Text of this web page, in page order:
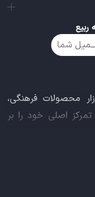
محصولات فرهنگی،
اصلی خود را بر
مجموعه کاملی از
و هنری برآورده